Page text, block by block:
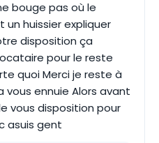
bouge pas où le
huissier expliquer
disposition ça
pour le reste
quoi Merci je reste à
ennuie Alors avant
vous disposition pour
asuis gent